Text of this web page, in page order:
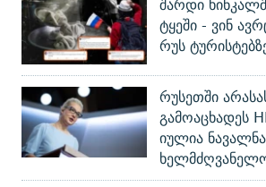
ტყეში - ვინ
რუს
რუსეთში
გამოაცხადეს
იულია